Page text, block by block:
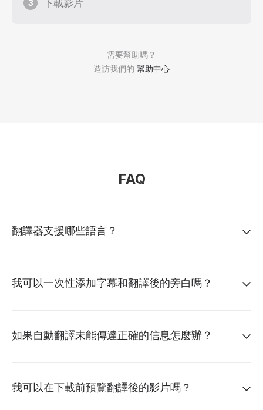
需要幫助嗎？
造訪我們的 幫助中心
3 下載影片
FAQ
翻譯器支援哪些語言？
我可以一次性添加字幕和翻譯後的旁白嗎？
如果自動翻譯未能傳達正確的信息怎麼辦？
我可以在下載前預覽翻譯後的影片嗎？